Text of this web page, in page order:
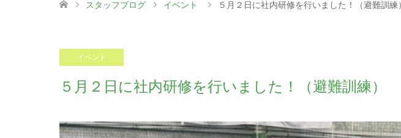
スタッフブログ イベント ５月２日に社内研修を行いました！（避難訓練）
イベント
５月２日に社内研修を行いました！（避難訓練）